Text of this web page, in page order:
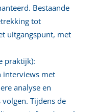
Bestaande
tot
uitgangspunt, met
praktijk):
interviews met
analyse en
Tijdens de